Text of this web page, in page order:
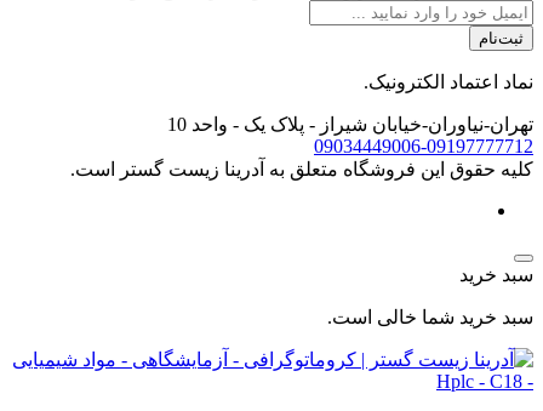
ثبت‌نام
نماد اعتماد الکترونیک.
تهران-نیاوران-خیابان شیراز - پلاک یک - واحد 10
09034449006-09197777712
کليه حقوق اين فروشگاه متعلق به آدرینا زیست گستر است.
سبد خرید
سبد خرید شما خالی است.